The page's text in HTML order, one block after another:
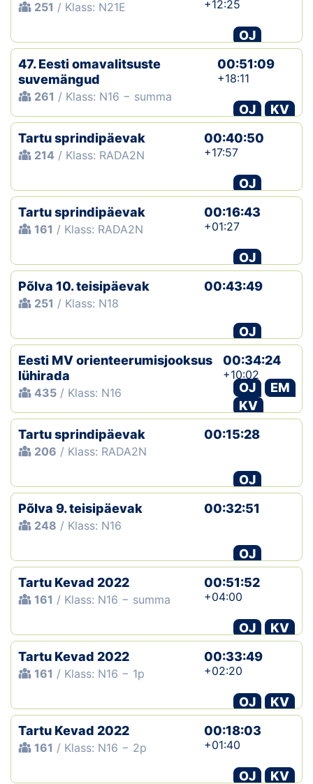
251 / Klass: N21E +12:25
OJ
47. Eesti omavalitsuste
suvemängud
261 / Klass: N16 − summa
00:51:09
+18:11
OJ
KV
Tartu sprindipäevak
214 / Klass: RADA2N
00:40:50
+17:57
OJ
Tartu sprindipäevak
161 / Klass: RADA2N
00:16:43
+01:27
OJ
Põlva 10. teisipäevak
251 / Klass: N18
00:43:49
OJ
Eesti MV orienteerumisjooksus
lühirada
435 / Klass: N16
00:34:24
+10:02
OJ
EM
KV
Tartu sprindipäevak
206 / Klass: RADA2N
00:15:28
OJ
Põlva 9. teisipäevak
248 / Klass: N16
00:32:51
OJ
Tartu Kevad 2022
161 / Klass: N16 − summa
00:51:52
+04:00
OJ
KV
Tartu Kevad 2022
161 / Klass: N16 − 1p
00:33:49
+02:20
OJ
KV
Tartu Kevad 2022
161 / Klass: N16 − 2p
00:18:03
+01:40
OJ
KV